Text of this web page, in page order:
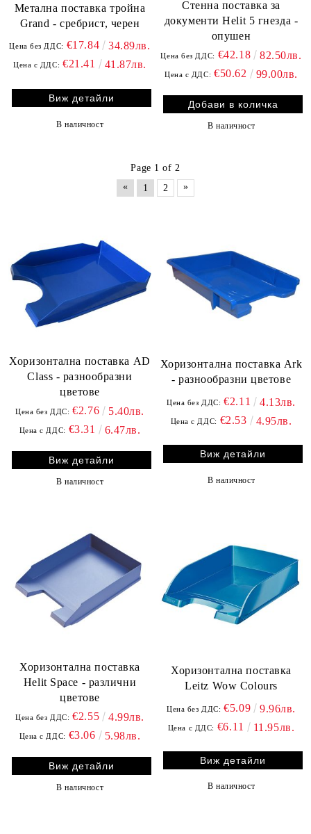
Метална поставка тройна
Grand - сребрист, черен
Цена без ДДС: €17.84 34.89лв.
Цена с ДДС: €21.41 41.87лв.
Виж детайли
В наличност
Стенна поставка за
документи Helit 5 гнезда -
опушен
Цена без ДДС: €42.18 82.50лв.
Цена с ДДС: €50.62 99.00лв.
В наличност
Page 1 of 2
«
1 2 »
Хоризонтална поставка AD
Class - разнообразни
цветове
Цена без ДДС: €2.76 5.40лв.
Цена с ДДС: €3.31 6.47лв.
Виж детайли
В наличност
Хоризонтална поставка Ark
- разнообразни цветове
Цена без ДДС: €2.11 4.13лв.
Цена с ДДС: €2.53 4.95лв.
Виж детайли
В наличност
Хоризонтална поставка
Helit Space - различни
цветове
Цена без ДДС: €2.55 4.99лв.
Цена с ДДС: €3.06 5.98лв.
Виж детайли
В наличност
Хоризонтална поставка
Leitz Wow Colours
Цена без ДДС: €5.09 9.96лв.
Цена с ДДС: €6.11 11.95лв.
Виж детайли
В наличност